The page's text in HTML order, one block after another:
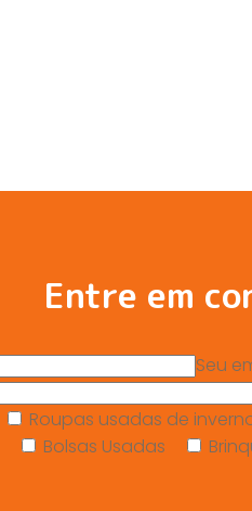
Entre em
Seu
Roupas usadas de
Bolsas Usadas